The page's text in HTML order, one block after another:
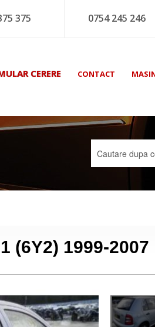
375 0754 245 246
CERERE CONTACT
(6Y2) 1999-2007